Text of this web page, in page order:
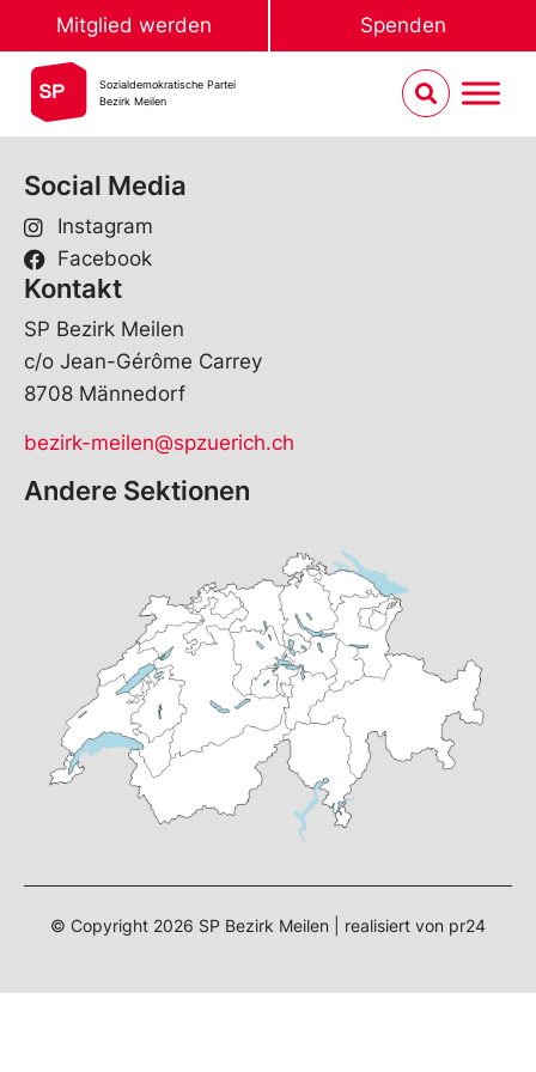
Mitglied werden Spenden
Sozialdemokratische Partei
Bezirk Meilen
Social Media
Instagram
Facebook
Kontakt
SP Bezirk Meilen
c/o Jean-Gérôme Carrey
8708 Männedorf
bezirk-meilen@spzuerich.ch
Andere Sektionen
© Copyright 2026 SP Bezirk Meilen | realisiert von pr24